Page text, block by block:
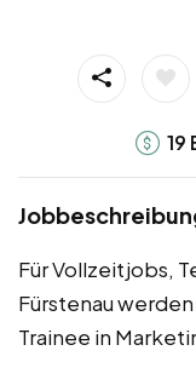
19
Für Vollzeitjobs,
Fürstenau
Trainee in